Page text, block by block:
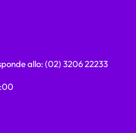
allo: (02) 3206 22233